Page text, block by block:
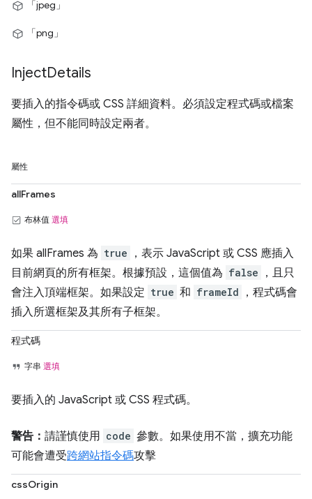
「jpeg」
「png」
InjectDetails
要插入的指令碼或 CSS 詳細資料。必須設定程式碼或檔案
屬性，但不能同時設定兩者。
屬性
allFrames
布林值 選填
如果 allFrames 為 true
，表示 JavaScript 或 CSS 應插入
目前網頁的所有框架。根據預設，這個值為 false
，且只
會注入頂端框架。如果設定 true 和 frameId
，程式碼會
插入所選框架及其所有子框架。
程式碼
字串 選填
要插入的 JavaScript 或 CSS 程式碼。
警告： 請謹慎使用 code 參數。如果使用不當，擴充功能
可能會遭受跨網站指令碼攻擊
cssOrigin